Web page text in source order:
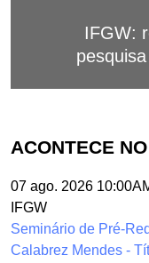
IFGW:
ACONTECE
07 ago. 2026
IFGW
Seminário de Pré-
Calabrez Mendes -